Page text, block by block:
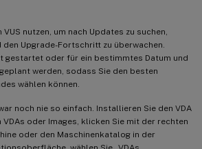
nutzen, um nach Updates zu suchen,
den Upgrade-Fortschritt zu überwachen.
gestartet oder für ein bestimmtes Datum und
werden, sodass Sie den besten
wählen können.
noch nie so einfach. Installieren Sie den VDA
VDAs oder Images, klicken Sie mit der rechten
oder den Maschinenkatalog in der